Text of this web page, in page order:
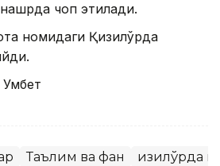
чоп этилади.
номидаги Қизилўрда
Таълим ва фан Қизилўрда